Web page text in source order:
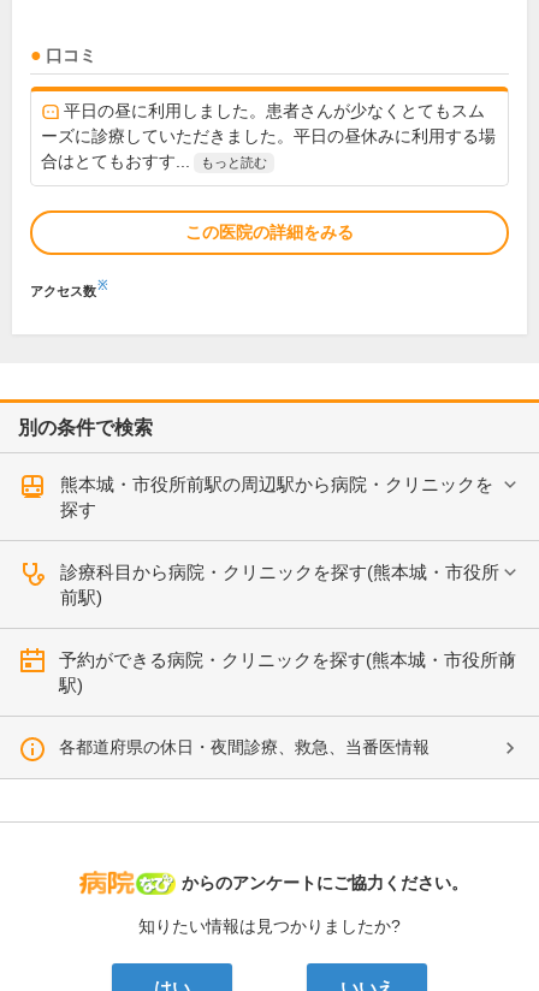
口コミ
平日の昼に利用しました。患者さんが少なくとてもスム
ーズに診療していただきました。平日の昼休みに利用する場
合はとてもおすす...
もっと読む
この医院の詳細をみる
アクセス数※
別の条件で検索
熊本城・市役所前駅の周辺駅から病院・クリニックを
探す
診療科目から病院・クリニックを探す(熊本城・市役所
前駅)
予約ができる病院・クリニックを探す(熊本城・市役所前
駅)
各都道府県の休日・夜間診療、救急、当番医情報
病院なび
からのアンケートにご協力ください。
知りたい情報は見つかりましたか?